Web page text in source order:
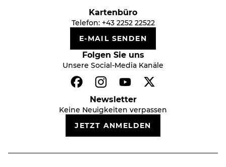
Kartenbüro
Telefon: +43 2252 22522
E-MAIL SENDEN
Folgen Sie uns
Unsere Social-Media Kanäle
Newsletter
Keine Neuigkeiten verpassen
JETZT ANMELDEN